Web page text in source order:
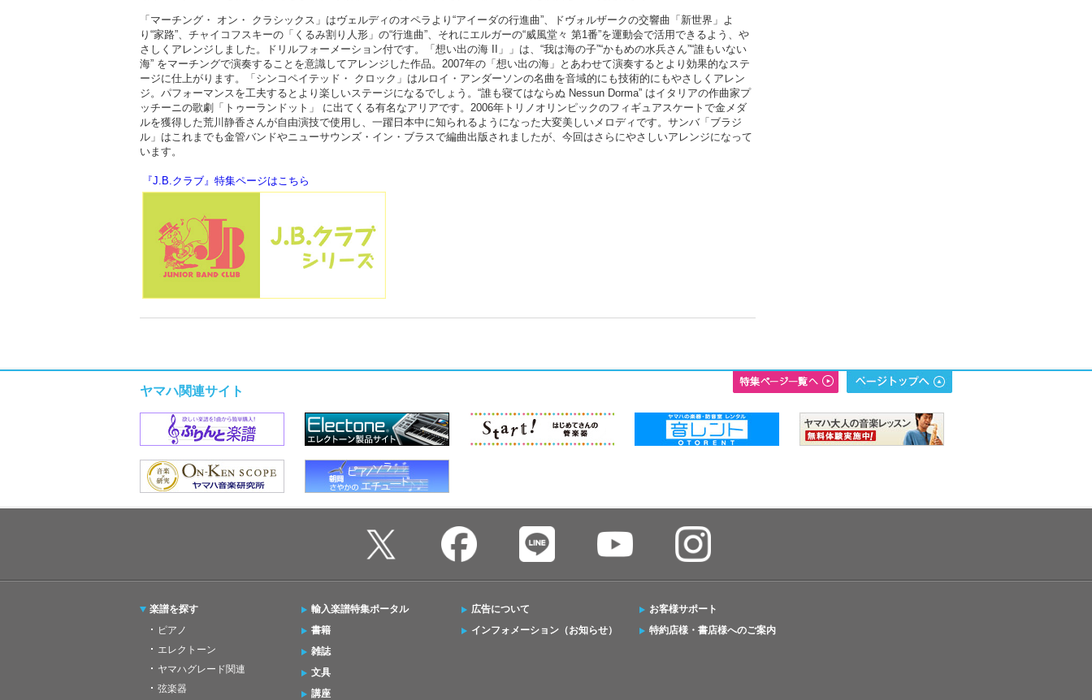
「マーチング・ オン・ クラシックス」はヴェルディのオペラより“アイーダの行進曲”、ドヴォルザークの交響曲「新世界」よ
り“家路”、チャイコフスキーの「くるみ割り人形」の“行進曲”、それにエルガーの“威風堂々 第1番”を運動会で活用できるよう、や
さしくアレンジしました。ドリルフォーメーション付です。「想い出の海 II」」は、“我は海の子”“かもめの水兵さん”“誰もいない
海” をマーチングで演奏することを意識してアレンジした作品。2007年の「想い出の海」とあわせて演奏するとより効果的なステ
ージに仕上がります。「シンコペイテッド・ クロック」はルロイ・アンダーソンの名曲を音域的にも技術的にもやさしくアレン
ジ。パフォーマンスを工夫するとより楽しいステージになるでしょう。“誰も寝てはならぬ Nessun Dorma” はイタリアの作曲家プ
ッチーニの歌劇「トゥーランドット」 に出てくる有名なアリアです。2006年トリノオリンピックのフィギュアスケートで金メダ
ルを獲得した荒川静香さんが自由演技で使用し、一躍日本中に知られるようになった大変美しいメロディです。サンバ「ブラジ
ル」はこれまでも金管バンドやニューサウンズ・イン・ブラスで編曲出版されましたが、今回はさらにやさしいアレンジになって
います。
ヤマハ関連サイト
楽譜を探す
ピアノ
エレクトーン
ヤマハグレード関連
弦楽器
輸入楽譜特集ポータル
書籍
雑誌
文具
講座
広告について
インフォメーション（お知らせ）
お客様サポート
特約店様・書店様へのご案内